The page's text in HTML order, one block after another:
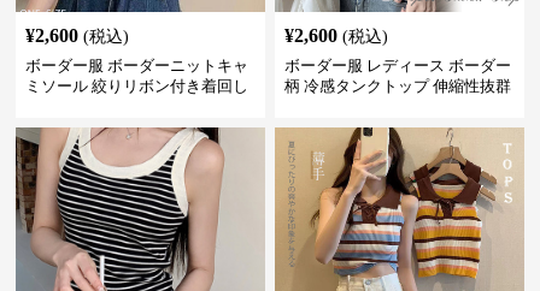
¥2,600 (税込)
ボーダー服 ボーダーニットキャ
ミソール 絞りリボン付き着回し
¥2,600 (税込)
ボーダー服 レディース ボーダー
柄 冷感タンクトップ 伸縮性抜群